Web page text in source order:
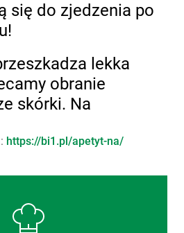
się do zjedzenia po
lekka
obranie
skórki. Na
https://bi1.pl/apetyt-na/